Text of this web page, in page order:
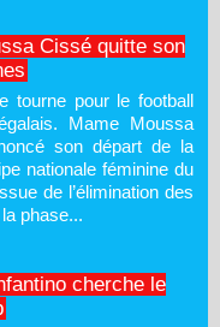
Cissé quitte son
tourne pour le football
Mame Moussa
son départ de la
nationale féminine du
de l’élimination des
phase...
cherche le